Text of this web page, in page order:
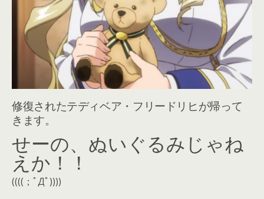
修復されたテディベア・フリードリヒが帰って
きます。
せーの、ぬいぐるみじゃね
えか！！
((((；ﾟДﾟ))))